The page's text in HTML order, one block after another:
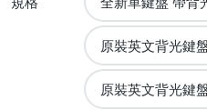
原裝英文背光鍵
原裝英文背光鍵